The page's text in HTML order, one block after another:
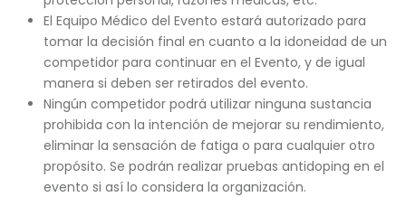
El Equipo Médico del Evento estará autorizado para
tomar la decisión final en cuanto a la idoneidad de un
competidor para continuar en el Evento, y de igual
manera si deben ser retirados del evento.
Ningún competidor podrá utilizar ninguna sustancia
prohibida con la intención de mejorar su rendimiento,
eliminar la sensación de fatiga o para cualquier otro
propósito. Se podrán realizar pruebas antidoping en el
evento si así lo considera la organización.